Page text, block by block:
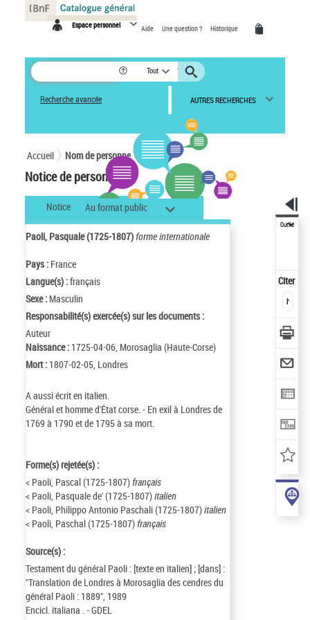
Espace personnel Aide Une question ? Historique
Tout
Recherche avancée AUTRES RECHERCHES
Accueil Nom de personne
Notice de personne
Notice Au format public
Paoli, Pasquale (1725-1807)forme internationale
Pays : France
Langue(s) :français
Sexe : Masculin
Responsabilité(s) exercée(s) sur les documents :
Auteur
Naissance : 1725-04-06, Morosaglia (Haute-Corse)
Mort : 1807-02-05, Londres
A aussi écrit en italien.
Général et homme d'État corse. - En exil à Londres de
1769 à 1790 et de 1795 à sa mort.
Forme(s) rejetée(s) :
< Paoli, Pascal (1725-1807)français
< Paoli, Pasquale de' (1725-1807)italien
< Paoli, Philippo Antonio Paschali (1725-1807)italien
< Paoli, Paschal (1725-1807)français
Source(s) :
Testament du général Paoli : [texte en italien] ; [dans] :
"Translation de Londres à Morosaglia des cendres du
général Paoli : 1889", 1989
Encicl. italiana . - GDEL
Outils
Citer
Panneau de gestion des cookies